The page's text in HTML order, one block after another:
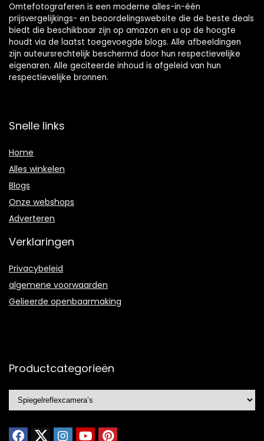
Omtefotograferen is een moderne alles-in-één
prijsvergelijkings- en beoordelingswebsite die de beste deals
biedt die beschikbaar zijn op amazon en u op de hoogte
houdt via de laatst toegevoegde blogs. Alle afbeeldingen
zijn auteursrechtelijk beschermd door hun respectievelijke
eigenaren. Alle geciteerde inhoud is afgeleid van hun
respectievelijke bronnen.
Snelle links
Home
Alles winkelen
Blogs
Onze webshops
Adverteren
Verklaringen
Privacybeleid
algemene voorwaarden
Gelieerde openbaarmaking
Productcategorieën